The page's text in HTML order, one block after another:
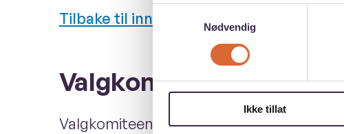
Nødvendig
Ikke tillat
Tilbake til innstilte kandidater
Valgkomiteens
Valgkomiteen innstiller på Oscar Andria